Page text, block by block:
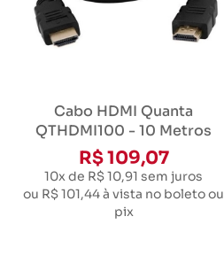
Cabo HDMI Quanta
QTHDMI100 - 10 Metros
R$ 109,07
10x de R$ 10,91 sem juros
ou R$ 101,44à vista no boleto ou
pix